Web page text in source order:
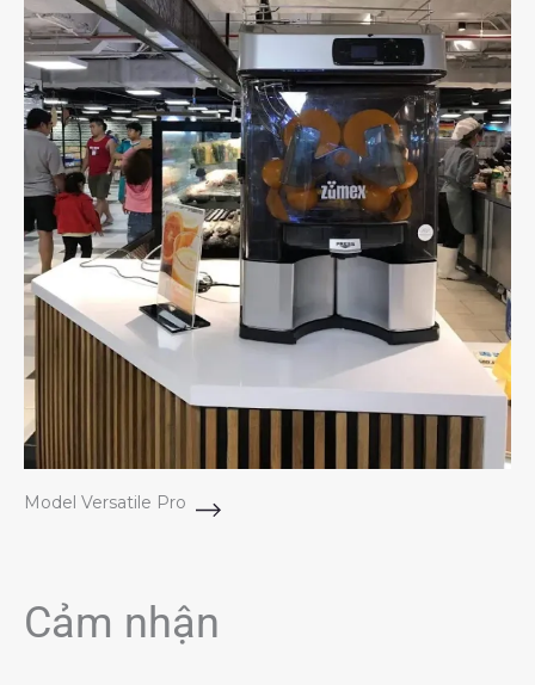
Model Versatile Pro
Cảm nhận